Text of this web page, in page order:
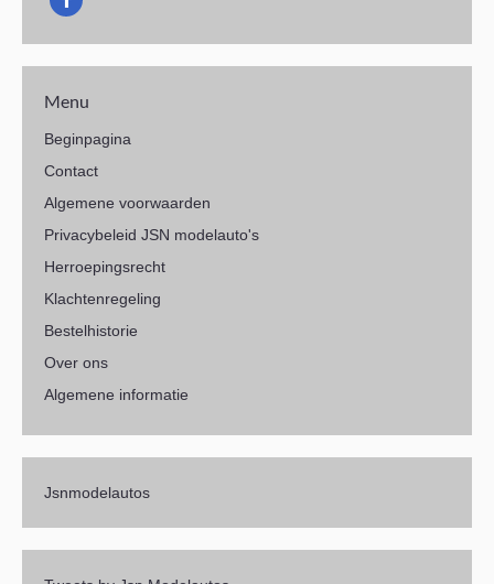
Menu
Beginpagina
Contact
Algemene voorwaarden
Privacybeleid JSN modelauto's
Herroepingsrecht
Klachtenregeling
Bestelhistorie
Over ons
Algemene informatie
Jsnmodelautos